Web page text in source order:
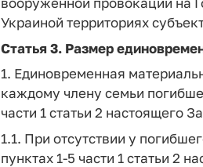
Украиной территориях
Статья 3. Размер
1. Единовременная
каждому члену семьи
части 1 статьи 2 настоящего
1.1. При отсутствии у
пунктах 1-5 части 1 статьи 2